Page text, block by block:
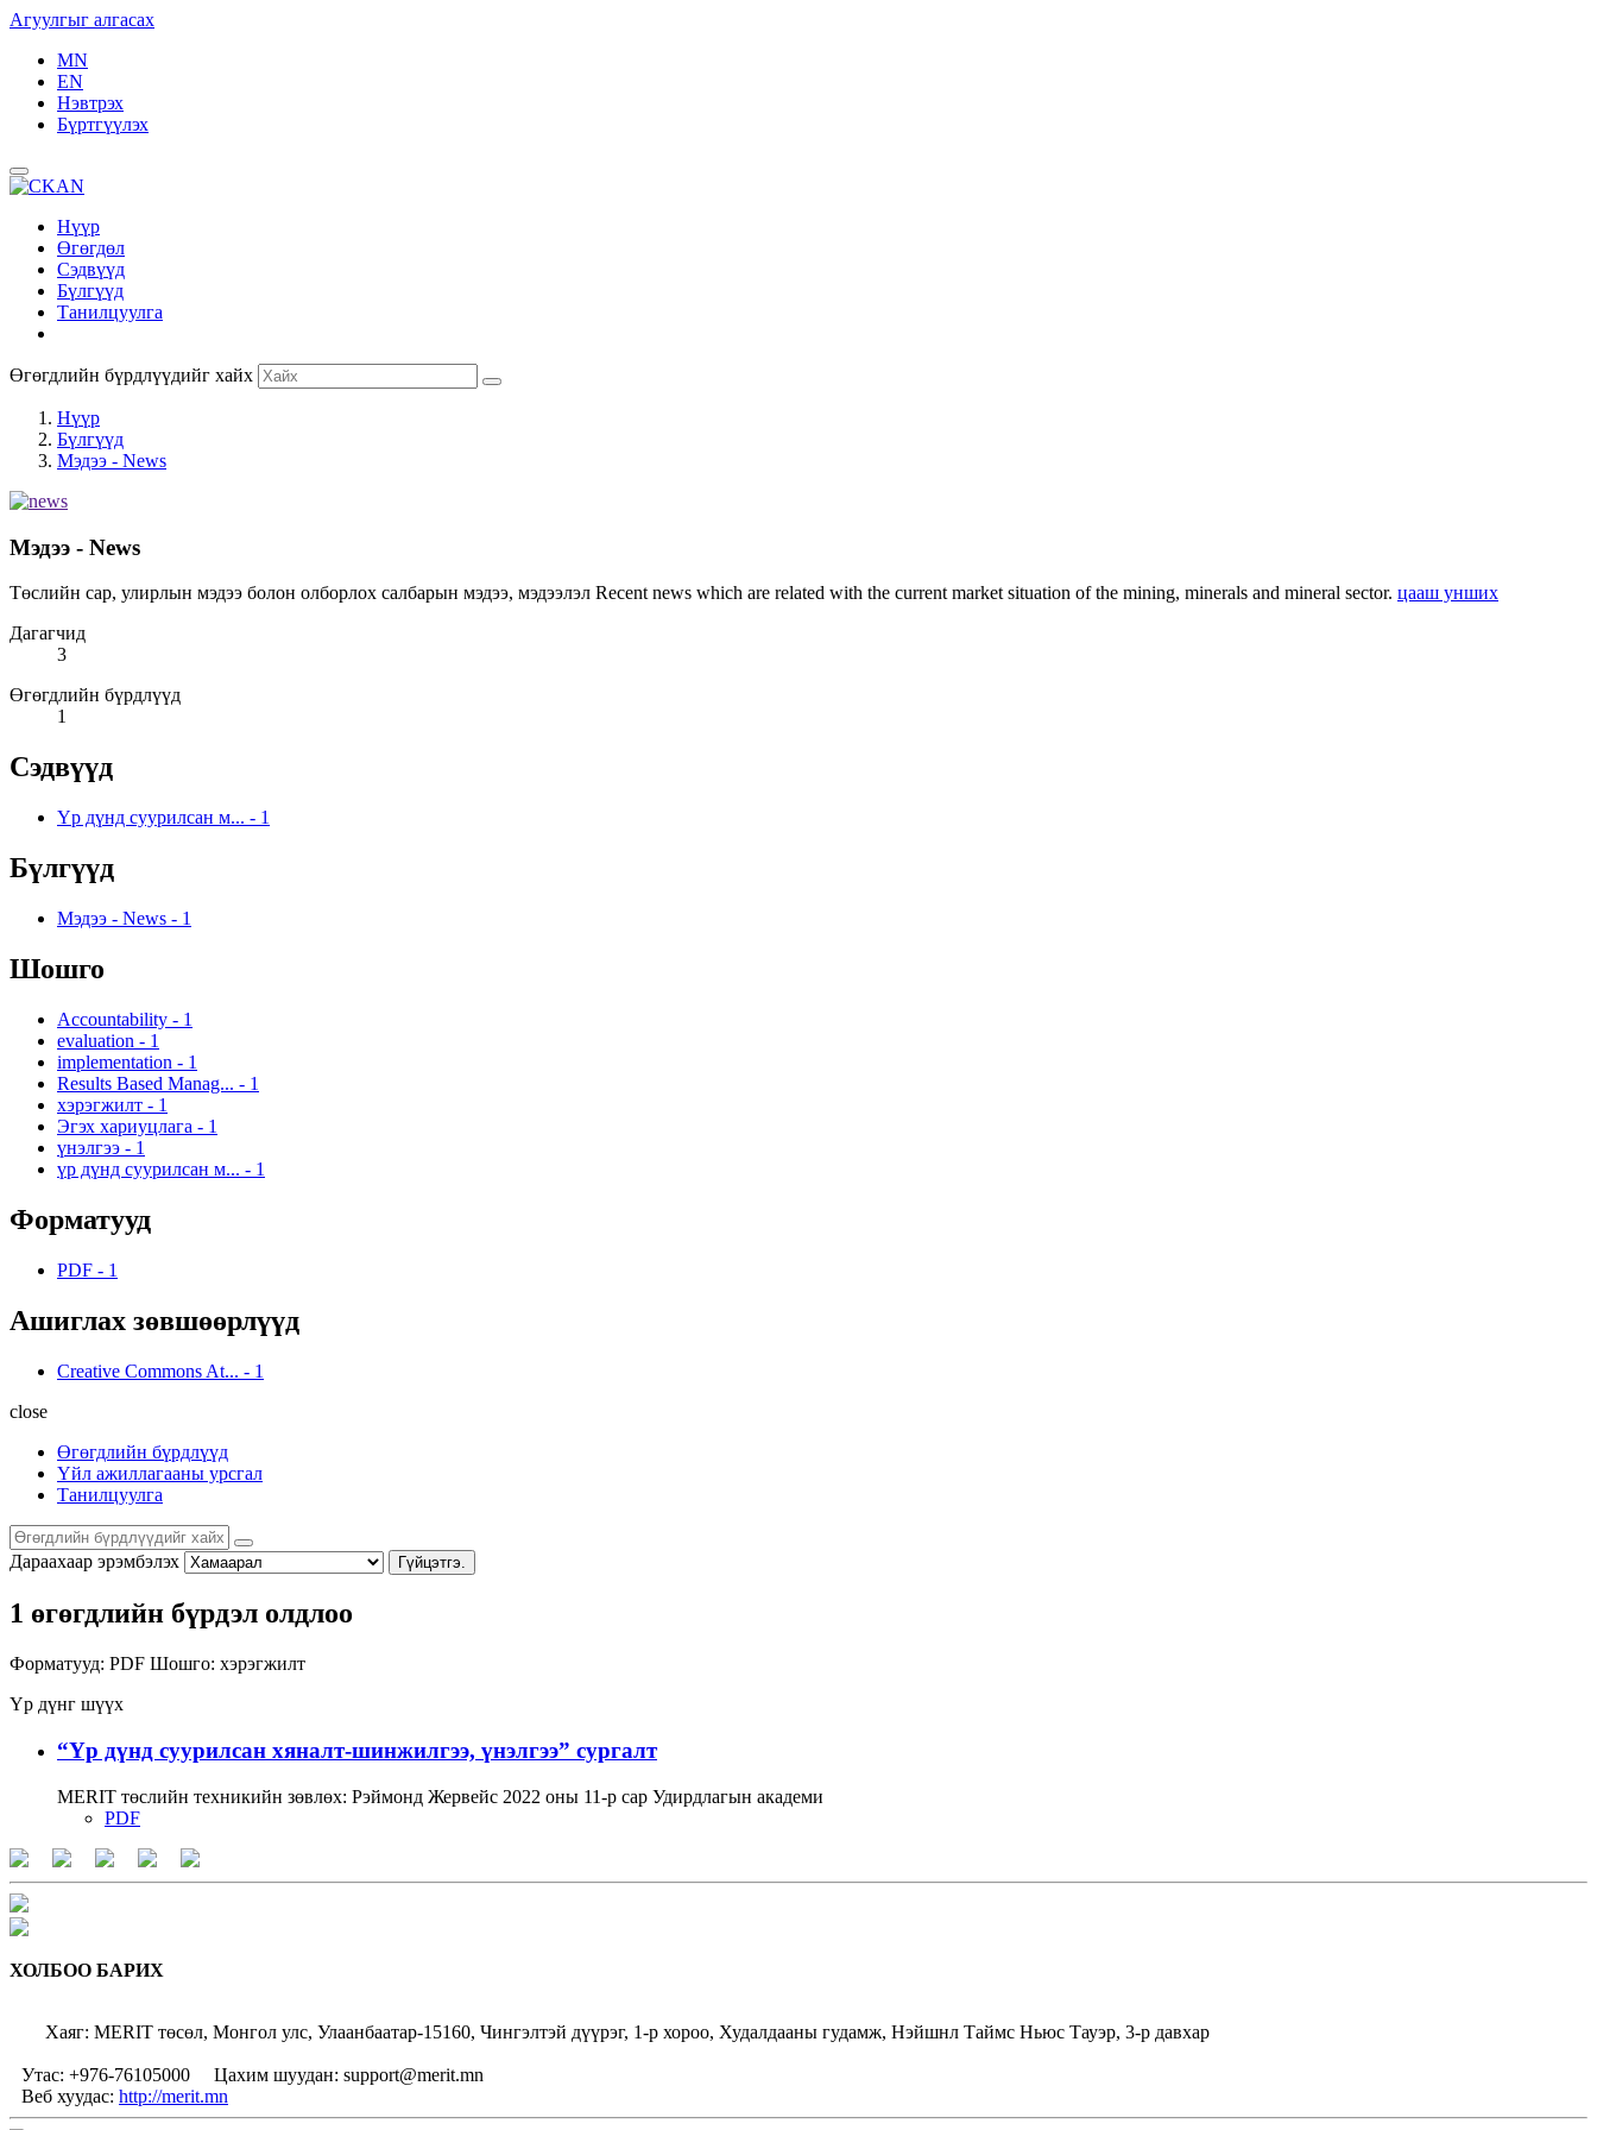
Агуулгыг алгасах
MN
EN
Нэвтрэх
Бүртгүүлэх
Нүүр
Өгөгдөл
Сэдвүүд
Бүлгүүд
Танилцуулга
Өгөгдлийн бүрдлүүдийг хайх
Нүүр
Бүлгүүд
Мэдээ - News
Мэдээ - News
Төслийн сар, улирлын мэдээ болон олборлох салбарын мэдээ, мэдээлэл Recent news which are related with the current market situation of the mining, minerals and mineral sector. цааш унших
Дагагчид
3
Өгөгдлийн бүрдлүүд
1
Сэдвүүд
Үр дүнд суурилсан м... - 1
Бүлгүүд
Мэдээ - News - 1
Шошго
Accountability - 1
evaluation - 1
implementation - 1
Results Based Manag... - 1
хэрэгжилт - 1
Эгэх хариуцлага - 1
үнэлгээ - 1
үр дүнд суурилсан м... - 1
Форматууд
PDF - 1
Ашиглах зөвшөөрлүүд
Creative Commons At... - 1
close
Өгөгдлийн бүрдлүүд
Үйл ажиллагааны урсгал
Танилцуулга
Дараахаар эрэмбэлэх Гүйцэтгэ.
1 өгөгдлийн бүрдэл олдлоо
Форматууд: PDF Шошго: хэрэгжилт
Үр дүнг шүүх
“Үр дүнд суурилсан хяналт-шинжилгээ, үнэлгээ” сургалт
MERIT төслийн техникийн зөвлөх: Рэймонд Жервейс 2022 оны 11-р сар Удирдлагын академи
PDF
ХОЛБОО БАРИХ
Хаяг: MERIT төсөл, Монгол улс, Улаанбаатар-15160, Чингэлтэй дүүрэг, 1-р хороо, Худалдааны гудамж, Нэйшнл Таймс Ньюс Тауэр, 3-р давхар
Утас: +976-76105000
Цахим шуудан: support@merit.mn
Веб хуудас: http://merit.mn